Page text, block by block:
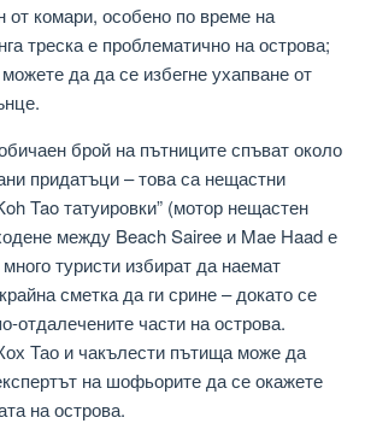
от комари, особено по време на
треска е проблематично на острова;
да да се избегне ухапване от
брой на пътниците спъват около
придатъци – това са нещастни
Tao татуировки” (мотор нещастен
между Beach Sairee и Mae Haad е
туристи избират да наемат
сметка да ги срине – докато се
отдалечените части на острова.
Тао и чакълести пътища може да
на шофьорите да се окажете
на острова.